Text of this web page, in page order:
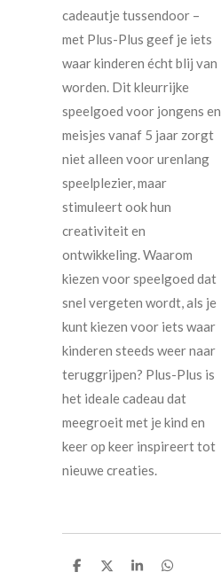
cadeautje tussendoor –
met Plus-Plus geef je iets
waar kinderen écht blij van
worden. Dit kleurrijke
speelgoed voor jongens en
meisjes vanaf 5 jaar zorgt
niet alleen voor urenlang
speelplezier, maar
stimuleert ook hun
creativiteit en
ontwikkeling. Waarom
kiezen voor speelgoed dat
snel vergeten wordt, als je
kunt kiezen voor iets waar
kinderen steeds weer naar
teruggrijpen? Plus-Plus is
het ideale cadeau dat
meegroeit met je kind en
keer op keer inspireert tot
nieuwe creaties.
D
D
S
D